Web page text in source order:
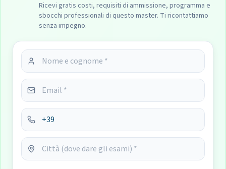
Ricevi gratis costi, requisiti di ammissione, programma e
sbocchi professionali di questo master. Ti ricontattiamo
senza impegno.